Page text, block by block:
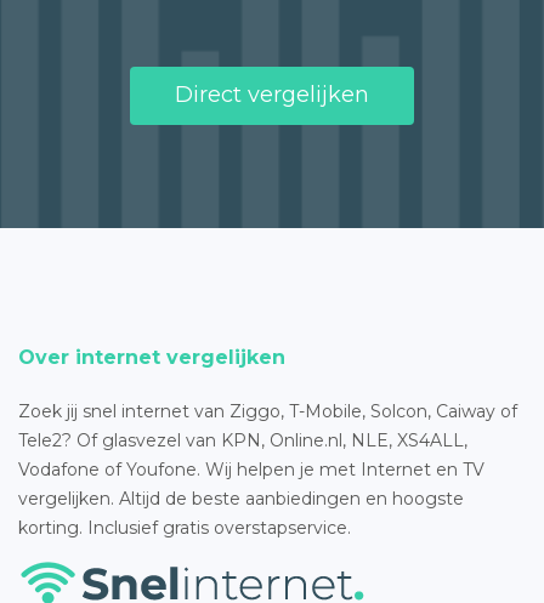
Direct vergelijken
Over internet vergelijken
Zoek jij snel internet van Ziggo, T-Mobile, Solcon, Caiway of
Tele2? Of glasvezel van KPN, Online.nl, NLE, XS4ALL,
Vodafone of Youfone. Wij helpen je met Internet en TV
vergelijken. Altijd de beste aanbiedingen en hoogste
korting. Inclusief gratis overstapservice.